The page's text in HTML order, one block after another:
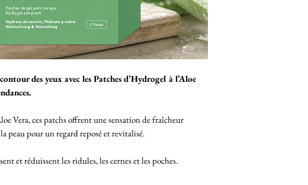
des yeux avec les Patches d’Hydrogel à l’Aloe
Vera, ces patchs offrent une sensation de fraîcheur
peau pour un regard reposé et revitalisé.
et réduissent les ridules, les cernes et les poches.